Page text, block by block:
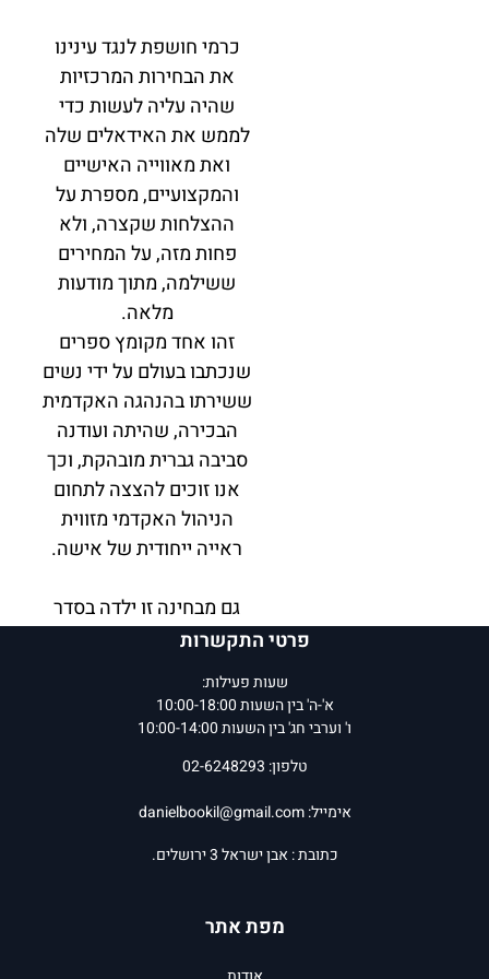
כרמי חושפת לנגד עינינו
את הבחירות המרכזיות
שהיה עליה לעשות כדי
לממש את האידאלים שלה
ואת מאווייה האישיים
והמקצועיים, מספרת על
ההצלחות שקצרה, ולא
פחות מזה, על המחירים
ששילמה, מתוך מודעות
מלאה.
זהו אחד מקומץ ספרים
שנכתבו בעולם על ידי נשים
ששירתו בהנהגה האקדמית
הבכירה, שהיתה ועודנה
סביבה גברית מובהקת, וכך
אנו זוכים להצצה לתחום
הניהול האקדמי מזווית
ראייה ייחודית של אישה.
גם מבחינה זו ילדה בסדר
גמור הוא ספר שיכול
החפצות לממש את עצמן,
שכן הוא מדרבן נשים
מוכשרות לצאת מאזור
ולהגיע למקומות שבהם
מתקבלות ההחלטות
אישי, הפורש לפנינו חזון
פרטי התקשרות
שעות פעילות:
א'-ה' בין השעות 10:00-18:00
ו' וערבי חג' בין השעות 10:00-14:00
טלפון: 02-6248293
אימייל:danielbookil@gmail.com
כתובת : אבן ישראל 3 ירושלים.
מפת אתר